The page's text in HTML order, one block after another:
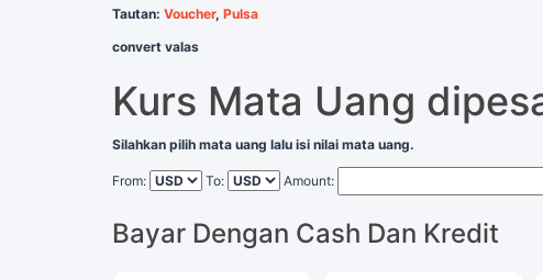
Tautan: Voucher, Pulsa
convert valas
Kurs Mata Uang
Silahkan pilih mata uang lalu isi nilai mata uang.
From: To: Amount:
Bayar Dengan Cash Dan Kredit